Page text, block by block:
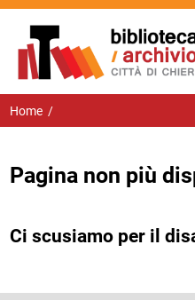
Home /
Pagina non più
Ci scusiamo per il